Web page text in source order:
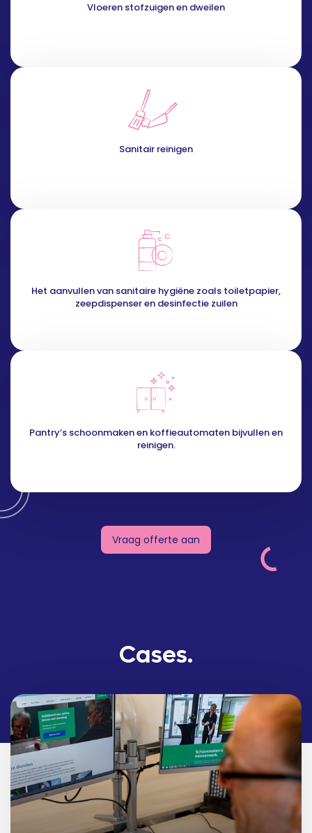
Vloeren stofzuigen en dweilen
Sanitair reinigen
Het aanvullen van sanitaire hygiëne zoals toiletpapier,
zeepdispenser en desinfectie zuilen
Pantry’s schoonmaken en koffieautomaten bijvullen en
reinigen.
Vraag offerte aan
Cases.